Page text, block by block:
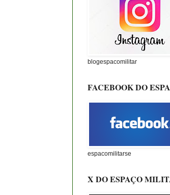
blogespacomilitar
FACEBOOK DO
espacomilitarse
X DO ESPAÇO